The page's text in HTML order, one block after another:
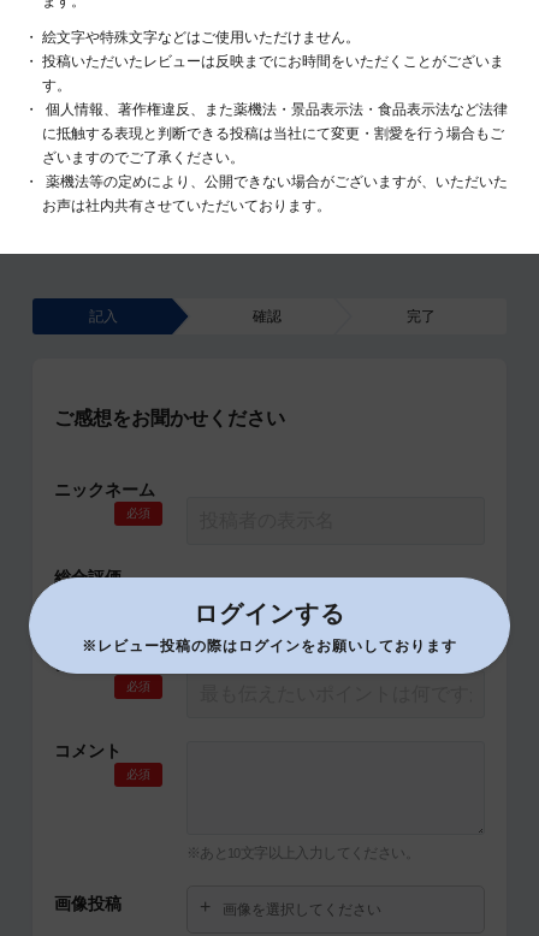
絵文字や特殊文字などはご使用いただけません。
投稿いただいたレビューは反映までにお時間をいただくことがございま
す。
個人情報、著作権違反、また薬機法・景品表示法・食品表示法など法律
に抵触する表現と判断できる投稿は当社にて変更・割愛を行う場合もご
ざいますのでご了承ください。
薬機法等の定めにより、公開できない場合がございますが、いただいた
お声は社内共有させていただいております。
記入 確認 完了
ご感想をお聞かせください
ニックネーム
必須
総合評価
タイトル
必須
コメント
必須
※あと 10 文字以上入力してください。
画像投稿 画像を選択してください
ログインする
※レビュー投稿の際はログインをお願いしております